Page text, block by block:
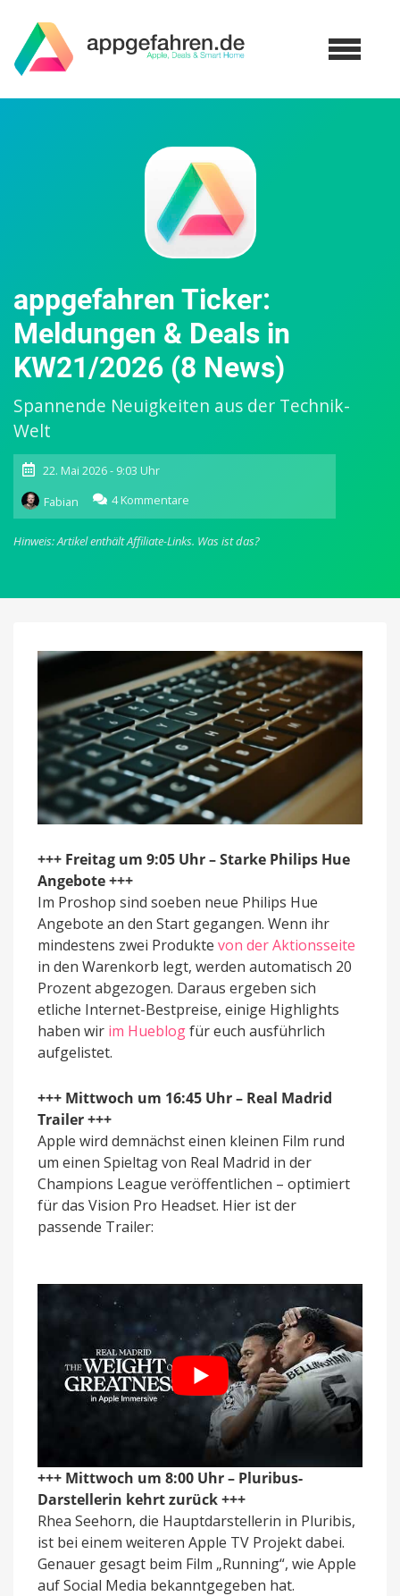
appgefahren Ticker:
Meldungen & Deals in
KW21/2026 (8 News)
Spannende Neuigkeiten aus der Technik-
Welt
22. Mai 2026 - 9:03 Uhr
Fabian
4 Kommentare
appgefahren
Meldungen
in
News)
Hinweis: Artikel enthält Affiliate-Links. Was ist das?
+++ Freitag um 9:05 Uhr – Starke Philips Hue
Angebote +++
Im Proshop sind soeben neue Philips Hue
Angebote an den Start gegangen. Wenn ihr
mindestens zwei Produkte von der Aktionsseite
in den Warenkorb legt, werden automatisch 20
Prozent abgezogen. Daraus ergeben sich
etliche Internet-Bestpreise, einige Highlights
haben wir im Hueblogfür euch ausführlich
aufgelistet.
+++ Mittwoch um 16:45 Uhr – Real Madrid
Trailer +++
Apple wird demnächst einen kleinen Film rund
um einen Spieltag von Real Madrid in der
Champions League veröffentlichen – optimiert
für das Vision Pro Headset. Hier ist der
passende Trailer:
+++ Mittwoch um 8:00 Uhr – Pluribus-
Darstellerin kehrt zurück +++
Rhea Seehorn, die Hauptdarstellerin in Pluribis,
ist bei einem weiteren Apple TV Projekt dabei.
Genauer gesagt beim Film „Running“, wie Apple
auf Social Media bekanntgegeben hat.